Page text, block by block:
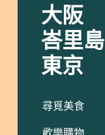
大阪
峇里島
東京
尋覓美食